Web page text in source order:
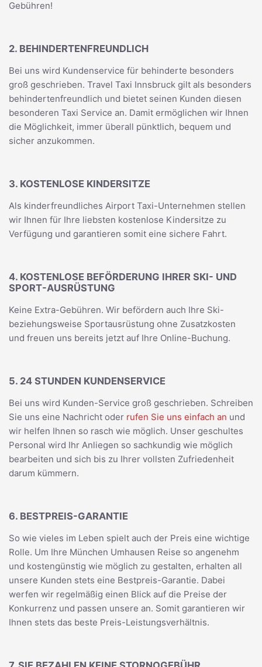
Gebühren!
2. BEHINDERTENFREUNDLICH
Bei uns wird Kundenservice für behinderte besonders
groß geschrieben. Travel Taxi Innsbruck gilt als besonders
behindertenfreundlich und bietet seinen Kunden diesen
besonderen Taxi Service an. Damit ermöglichen wir Ihnen
die Möglichkeit, immer überall pünktlich, bequem und
sicher anzukommen.
3. KOSTENLOSE KINDERSITZE
Als kinderfreundliches Airport Taxi-Unternehmen stellen
wir Ihnen für Ihre liebsten kostenlose Kindersitze zu
Verfügung und garantieren somit eine sichere Fahrt.
4. KOSTENLOSE BEFÖRDERUNG IHRER SKI- UND
SPORT-AUSRÜSTUNG
Keine Extra-Gebühren. Wir befördern auch Ihre Ski-
beziehungsweise Sportausrüstung ohne Zusatzkosten
und freuen uns bereits jetzt auf Ihre Online-Buchung.
5. 24 STUNDEN KUNDENSERVICE
Bei uns wird Kunden-Service groß geschrieben. Schreiben
Sie uns eine Nachricht oder rufen Sie uns einfach an und
wir helfen Ihnen so rasch wie möglich. Unser geschultes
Personal wird Ihr Anliegen so sachkundig wie möglich
bearbeiten und sich bis zu Ihrer vollsten Zufriedenheit
darum kümmern.
6. BESTPREIS-GARANTIE
So wie vieles im Leben spielt auch der Preis eine wichtige
Rolle. Um Ihre München Umhausen Reise so angenehm
und kostengünstig wie möglich zu gestalten, erhalten all
unsere Kunden stets eine Bestpreis-Garantie. Dabei
werfen wir regelmäßig einen Blick auf die Preise der
Konkurrenz und passen unsere an. Somit garantieren wir
Ihnen stets das beste Preis-Leistungsverhältnis.